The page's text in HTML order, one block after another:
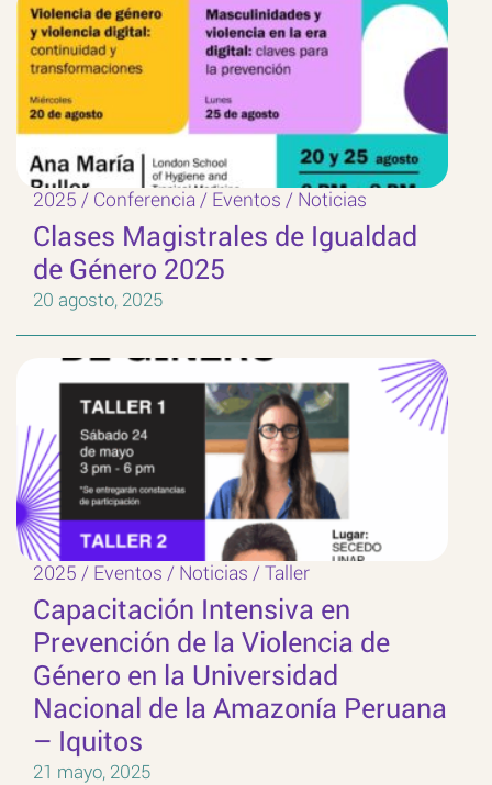
2025 / Conferencia/ Eventos / Noticias
Clases Magistrales de Igualdad
de Género 2025
20 agosto, 2025
2025 / Eventos / Noticias /Taller
Capacitación Intensiva en
Prevención de la Violencia de
Género en la Universidad
Nacional de la Amazonía Peruana
– Iquitos
21 mayo, 2025